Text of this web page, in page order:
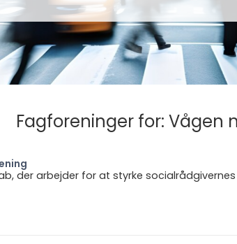
Fagforeninger for: Vågen
der arbejder for at styrke